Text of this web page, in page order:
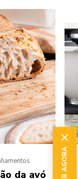
da avó